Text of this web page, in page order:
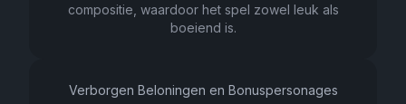
compositie, waardoor het spel zowel leuk als
boeiend is.
Verborgen Beloningen en Bonuspersonages